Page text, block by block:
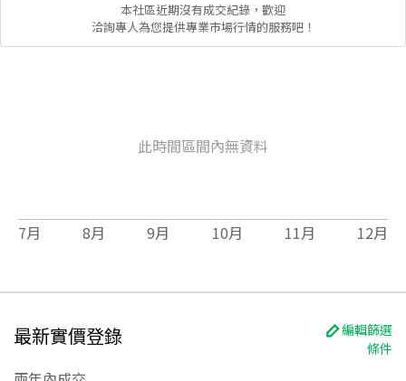
本社區近期沒有成交紀錄，歡迎
洽詢專人為您提供專業市場行情的服務吧！
此時間區間內無資料
7月 8月 9月 10月 11月 12月
最新實價登錄
編輯篩選
條件